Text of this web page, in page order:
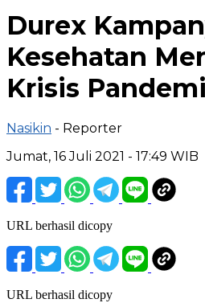
Durex
Kesehatan
Krisis Pandemi
Nasikin - Reporter
Jumat, 16 Juli 2021 - 17:49 WIB
URL berhasil dicopy
URL berhasil dicopy